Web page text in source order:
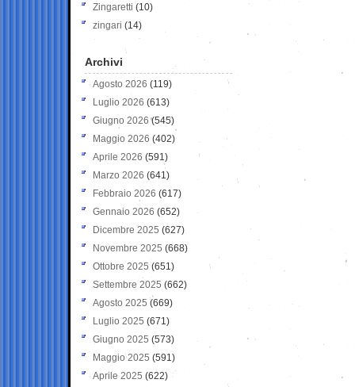
Zingaretti (10)
zingari (14)
Archivi
Agosto 2026 (119)
Luglio 2026 (613)
Giugno 2026 (545)
Maggio 2026 (402)
Aprile 2026 (591)
Marzo 2026 (641)
Febbraio 2026 (617)
Gennaio 2026 (652)
Dicembre 2025 (627)
Novembre 2025 (668)
Ottobre 2025 (651)
Settembre 2025 (662)
Agosto 2025 (669)
Luglio 2025 (671)
Giugno 2025 (573)
Maggio 2025 (591)
Aprile 2025 (622)